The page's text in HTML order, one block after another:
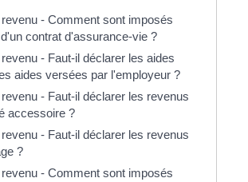
- Comment sont imposés
contrat d'assurance-vie ?
- Faut-il déclarer les aides
aides versées par l'employeur ?
- Faut-il déclarer les revenus
accessoire ?
- Faut-il déclarer les revenus
?
- Comment sont imposés